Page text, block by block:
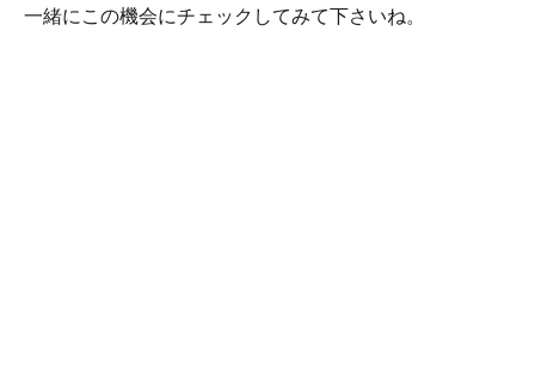
一緒にこの機会にチェックしてみて下さいね。